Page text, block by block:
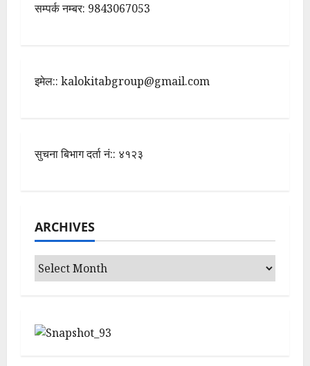
सम्पर्क नम्बर: 9843067053
इमेल:: kalokitabgroup@gmail.com
सुचना बिभाग दर्ता नं:: ४१२३
ARCHIVES
Archives